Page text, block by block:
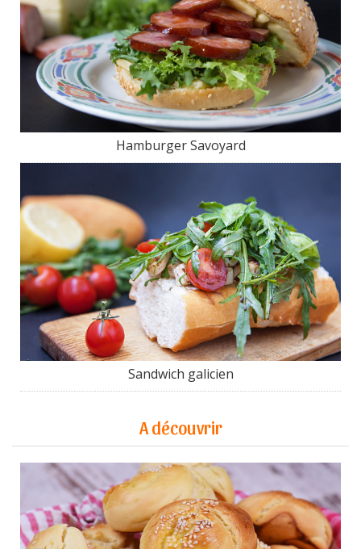
Hamburger Savoyard
Sandwich galicien
A découvrir